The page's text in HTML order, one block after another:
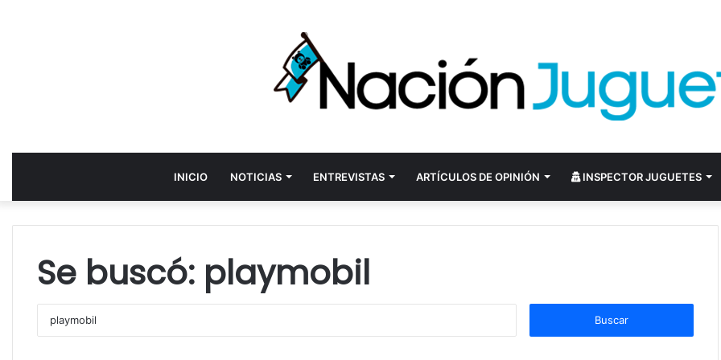
INICIO NOTICIAS ENTREVISTAS ARTÍCULOS DE OPINIÓN INSPECTOR JUGUETES
Se buscó: playmobil